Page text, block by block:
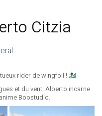
Citzia
rider de wingfoil !
et du vent, Alberto incarne
Boostudio.